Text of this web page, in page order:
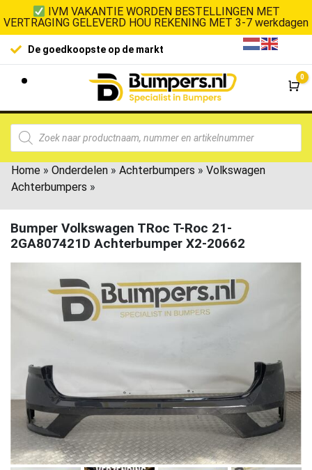
IVM VAKANTIE WORDEN BESTELLINGEN MET
VERTRAGING GELEVERD HOU REKENING MET 3-7 werkdagen
De goedkoopste op de markt
0
Home » Onderdelen » Achterbumpers » Volkswagen
Achterbumpers »
Bumper Volkswagen TRoc T-Roc 21-
2GA807421D Achterbumper X2-20662